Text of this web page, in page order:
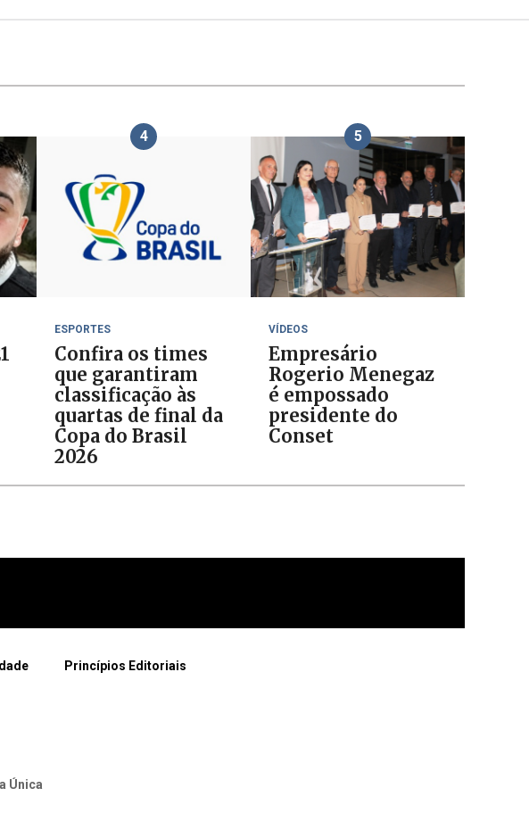
4
ESPORTES
Confira os times
que garantiram
classificação às
quartas de final da
Copa do Brasil
2026
5
VÍDEOS
Empresário
Rogerio Menegaz
é empossado
presidente do
Conset
Princípios Editoriais
Única